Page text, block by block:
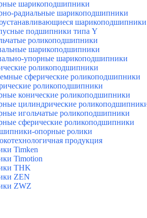
шарикоподшипники
радиальные шарикоподшипники
шарикоподшипники
подшипники типа Y
роликоподшипники
шарикоподшипники
упорные шарикоподшипники
роликоподшипники
сферические роликоподшипники
роликоподшипники
конические роликоподшипники
цилиндрические
игольчатые роликоподшипники
сферические роликоподшипники
опорные ролики
продукция
Timken
Timotion
THK
ZEN
ZWZ